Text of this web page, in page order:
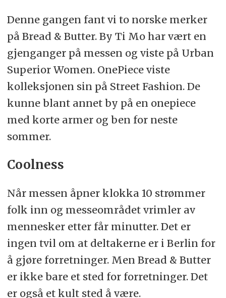
Denne gangen fant vi to norske merker
på Bread & Butter. By Ti Mo har vært en
gjenganger på messen og viste på Urban
Superior Women. OnePiece viste
kolleksjonen sin på Street Fashion. De
kunne blant annet by på en onepiece
med korte armer og ben for neste
sommer.
Coolness
Når messen åpner klokka 10 strømmer
folk inn og messeområdet vrimler av
mennesker etter får minutter. Det er
ingen tvil om at deltakerne er i Berlin for
å gjøre forretninger. Men Bread & Butter
er ikke bare et sted for forretninger. Det
er også et kult sted å være.